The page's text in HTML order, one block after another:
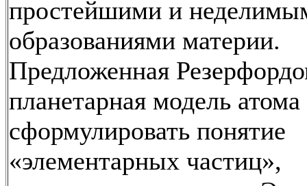
простейшими и
образованиями материи.
Предложенная
планетарная модель
сформулировать понятие
«элементарных частиц»,